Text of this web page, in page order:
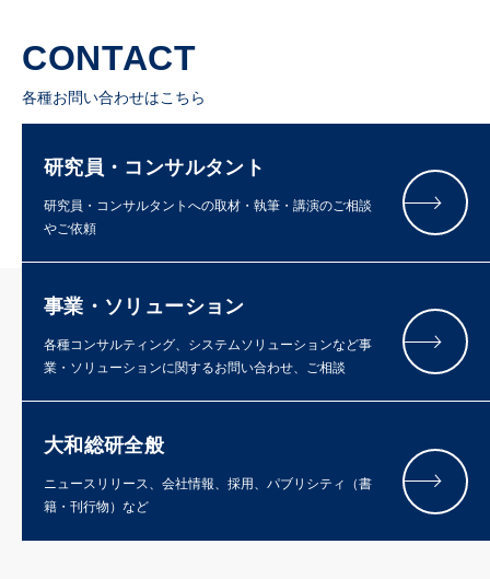
CONTACT
各種お問い合わせはこちら
研究員・コンサルタント
研究員・コンサルタントへの取材・執筆・講演のご相談
やご依頼
事業・ソリューション
各種コンサルティング、システムソリューションなど事
業・ソリューションに関するお問い合わせ、ご相談
大和総研全般
ニュースリリース、会社情報、採用、パブリシティ（書
籍・刊行物）など